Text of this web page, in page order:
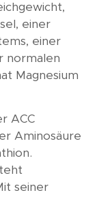
einer
einer
normalen
Magnesium
ACC
Aminosäure
seiner